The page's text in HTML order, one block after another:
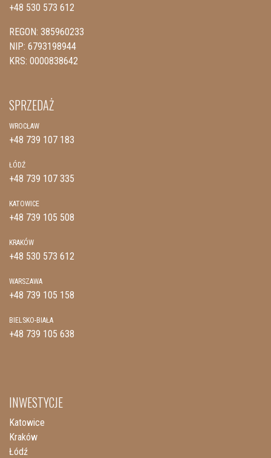
+48 530 573 612
REGON: 385960233
NIP: 6793198944
KRS: 0000838642
SPRZEDAŻ
WROCŁAW
+48 739 107 183
ŁÓDŹ
+48 739 107 335
KATOWICE
+48 739 105 508
KRAKÓW
+48 530 573 612
WARSZAWA
+48 739 105 158
BIELSKO-BIAŁA
+48 739 105 638
INWESTYCJE
Katowice
Kraków
Łódź